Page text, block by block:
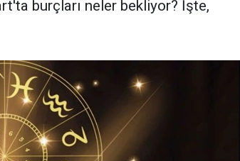
burçları neler bekliyor? İşte,